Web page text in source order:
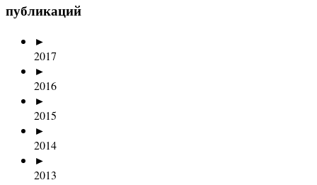
публикаций
►
2017
►
2016
►
2015
►
2014
►
2013